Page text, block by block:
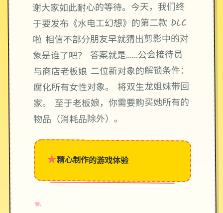
谢大家如此耐心的等待。今天，我们终
于要发布《水电工幻想》的第二款 DLC
啦 相信不部分朋友早就猜出剪影中的对
象是谁了吧？ 答案就是……公会接待员
与商店老板娘 二位新对象的解锁条件：
腐化所有女性对象。 将双生龙姐妹带回
家。 至于老板娘，你需要购买她所有的
物品（消耗品除外）。
★精心制作的游戏体验
♥
✧
→